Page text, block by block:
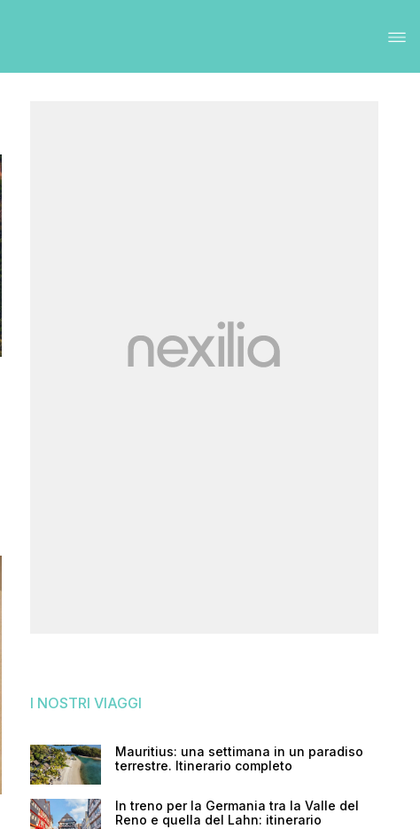
I NOSTRI VIAGGI
Mauritius: una settimana in un paradiso
terrestre. Itinerario completo
In treno per la Germania tra la Valle del
Reno e quella del Lahn: itinerario